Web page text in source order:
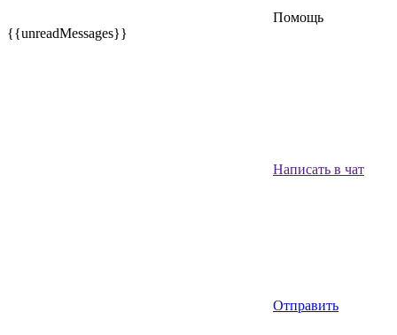
Помощь
{{unreadMessages}}
Написать в чат
Отправить